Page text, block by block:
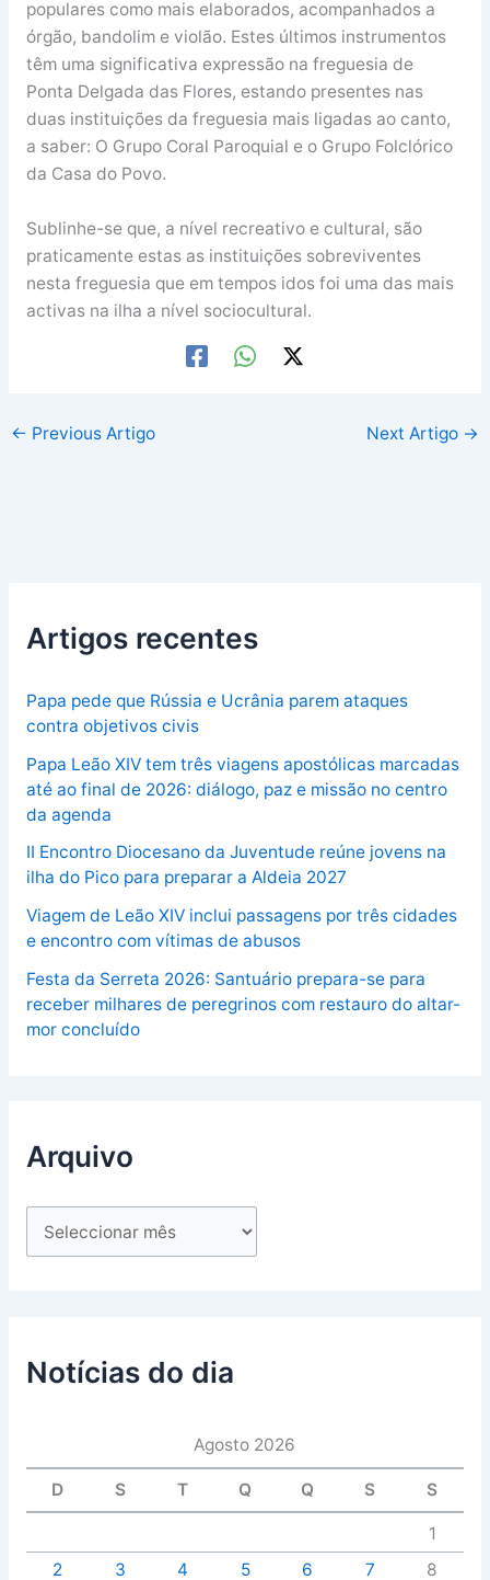
populares como mais elaborados, acompanhados a
órgão, bandolim e violão. Estes últimos instrumentos
têm uma significativa expressão na freguesia de
Ponta Delgada das Flores, estando presentes nas
duas instituições da freguesia mais ligadas ao canto,
a saber: O Grupo Coral Paroquial e o Grupo Folclórico
da Casa do Povo.
Sublinhe-se que, a nível recreativo e cultural, são
praticamente estas as instituições sobreviventes
nesta freguesia que em tempos idos foi uma das mais
activas na ilha a nível sociocultural.
← Previous Artigo Next Artigo →
Artigos recentes
Papa pede que Rússia e Ucrânia parem ataques
contra objetivos civis
Papa Leão XIV tem três viagens apostólicas marcadas
até ao final de 2026: diálogo, paz e missão no centro
da agenda
II Encontro Diocesano da Juventude reúne jovens na
ilha do Pico para preparar a Aldeia 2027
Viagem de Leão XIV inclui passagens por três cidades
e encontro com vítimas de abusos
Festa da Serreta 2026: Santuário prepara-se para
receber milhares de peregrinos com restauro do altar-
mor concluído
Arquivo
Notícias do dia
Agosto 2026
D S T Q Q S S
1
2
3 4 5 6 7
8